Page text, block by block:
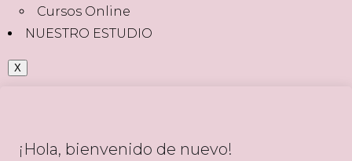
Cursos Online
NUESTRO ESTUDIO
X
¡Hola, bienvenido de nuevo!